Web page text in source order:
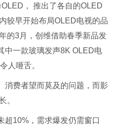
， 推出了各自的OLED
较早开始布局OLED电视的品
的3月，创维借助春季新品发
中一款玻璃发声8K OLED电
人咂舌。
消费者望而莫及的问题，而影
。
超10%，需求爆发仍需窗口